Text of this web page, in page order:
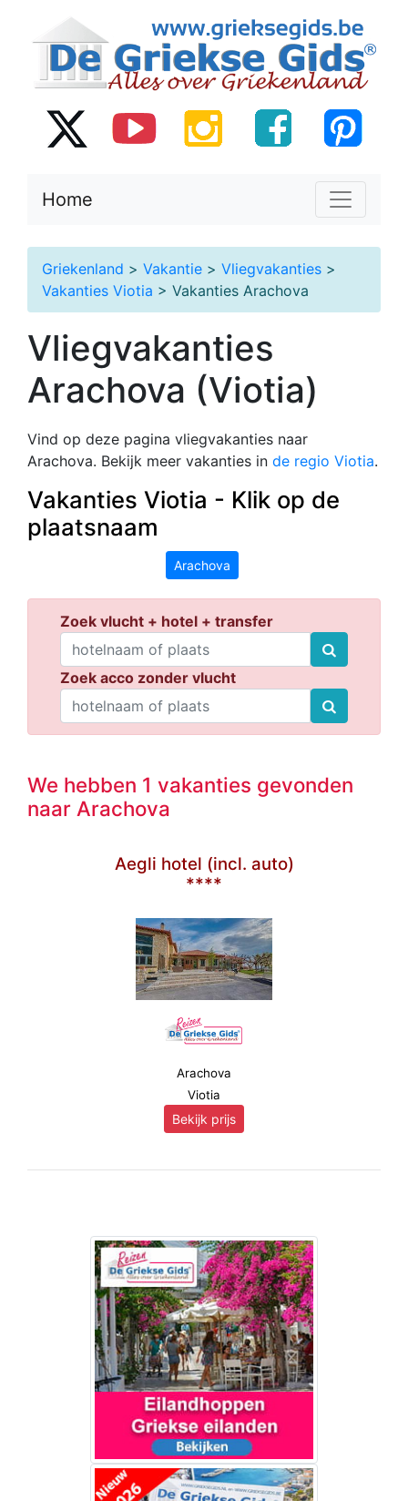
Home
Griekenland > Vakantie > Vliegvakanties >
Vakanties Viotia > Vakanties Arachova
Vliegvakanties
Arachova (Viotia)
Vind op deze pagina vliegvakanties naar
Arachova. Bekijk meer vakanties in de regio Viotia.
Vakanties Viotia - Klik op de
plaatsnaam
Arachova
Zoek vlucht + hotel + transfer
Zoek acco zonder vlucht
We hebben 1 vakanties gevonden
naar Arachova
Aegli hotel (incl. auto)
****
Arachova
Viotia
Bekijk prijs